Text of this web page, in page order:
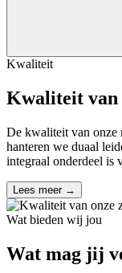
Kwaliteit
Kwaliteit van
De kwaliteit van onze
hanteren we duaal
integraal onderdeel is
Lees meer →
Wat bieden wij jou
Wat mag jij